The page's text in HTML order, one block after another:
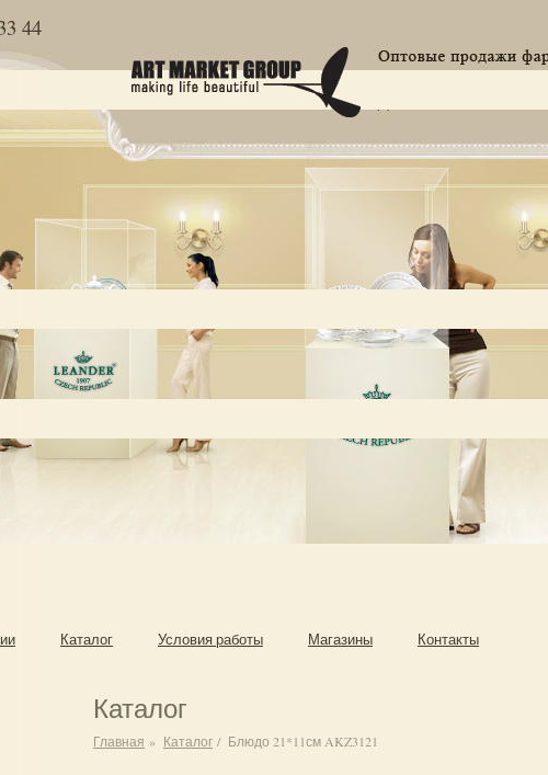
44
Каталог Условия работы Магазины Контакты
Каталог
Главная » Каталог / Блюдо 21*11см AKZ3121